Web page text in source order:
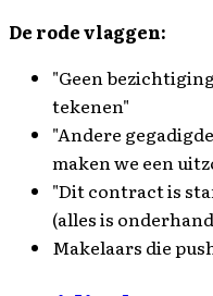
De rode vlaggen:
"Geen
tekenen"
"Andere
maken we een
"Dit contract is
(alles is
Makelaars die